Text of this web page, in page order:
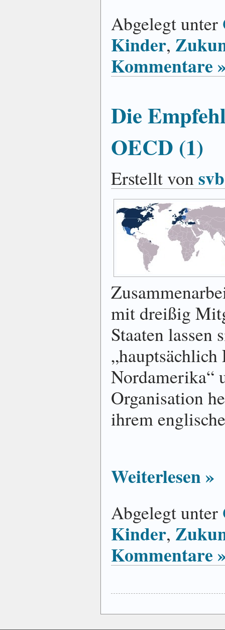
Abgelegt unter
Kinder,
Kommentare
Die
OECD (1)
Erstellt vonsvb
mit dreißig
Staaten lassen
„hauptsächlich
Nordamerika“
Organisation
ihrem
Weiterlesen »
Abgelegt unter
Kinder,
Kommentare